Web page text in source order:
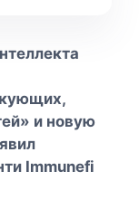
и новую
Immunefi